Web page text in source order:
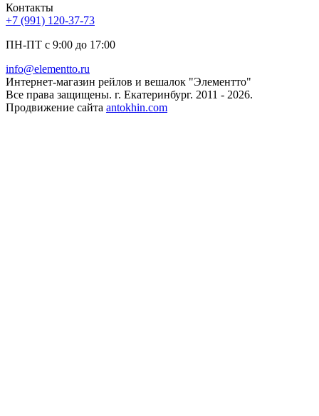
Контакты
+7 (991) 120-37-73
ПН-ПТ с 9:00 до 17:00
info@elementto.ru
Интернет-магазин рейлов и вешалок "Элементто"
Все права защищены. г. Екатеринбург. 2011 - 2026.
Продвижение сайта antokhin.com